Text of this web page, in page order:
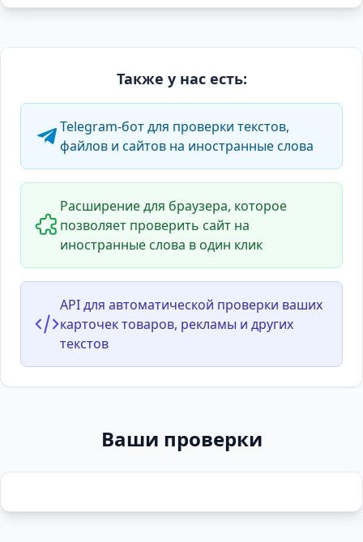
Также у нас есть:
Telegram-бот для проверки текстов,
файлов и сайтов на иностранные слова
Расширение для браузера, которое
позволяет проверить сайт на
иностранные слова в один клик
API для автоматической проверки ваших
карточек товаров, рекламы и других
текстов
Ваши проверки